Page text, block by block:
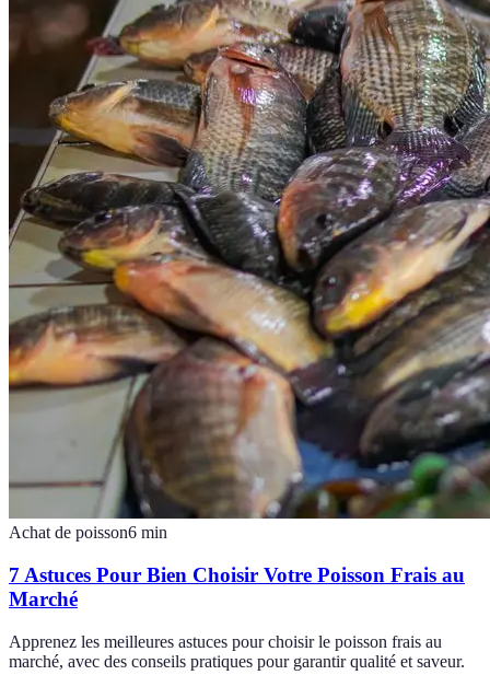
Achat de poisson6 min
7 Astuces Pour Bien Choisir Votre Poisson Frais au
Marché
Apprenez les meilleures astuces pour choisir le poisson frais au
marché, avec des conseils pratiques pour garantir qualité et saveur.